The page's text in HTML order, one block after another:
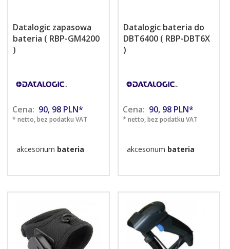
Datalogic zapasowa
bateria ( RBP-GM4200
)
Cena: 90, 98 PLN*
* netto, bez podatku VAT
akcesorium bateria
Datalogic bateria do
DBT6400 ( RBP-DBT6X
)
Cena: 90, 98 PLN*
* netto, bez podatku VAT
akcesorium bateria